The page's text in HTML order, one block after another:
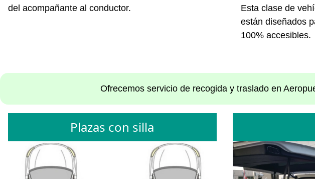
del acompañante al conductor.
Esta clase de
están diseñados
100% accesibles.
Ofrecemos servicio de recogida y traslado en
Plazas con silla